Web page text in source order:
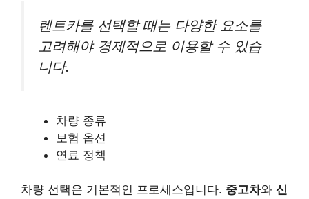
렌트카를 선택할 때는 다양한 요소를
고려해야 경제적으로 이용할 수 있습
니다.
차량 종류
보험 옵션
연료 정책
차량 선택은 기본적인 프로세스입니다. 중고차와 신